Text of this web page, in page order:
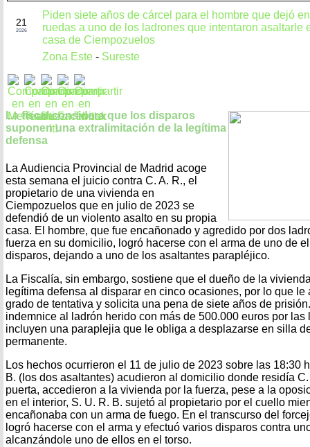
21
2026
Piden siete años de cárcel para el hombre que dejó
ruedas a uno de los ladrones que intentaron asaltarle
casa de Ciempozuelos
Zona Este - Sureste
La fiscal considera que los disparos
suponen una extralimitación de la legítima
defensa
La Audiencia Provincial de Madrid acoge
esta semana el juicio contra C. A. R., el
propietario de una vivienda en
Ciempozuelos que en julio de 2023 se
defendió de un violento asalto en su propia
casa. El hombre, que fue encañonado y agredido por dos
fuerza en su domicilio, logró hacerse con el arma de uno de
disparos, dejando a uno de los asaltantes parapléjico.
La Fiscalía, sin embargo, sostiene que el dueño de la
legítima defensa al disparar en cinco ocasiones, por lo que
grado de tentativa y solicita una pena de siete años de
indemnice al ladrón herido con más de 500.000 euros por
incluyen una paraplejia que le obliga a desplazarse en silla
permanente.
Los hechos ocurrieron el 11 de julio de 2023 sobre las 18:30
B. (los dos asaltantes) acudieron al domicilio donde residía
puerta, accedieron a la vivienda por la fuerza, pese a la
en el interior, S. U. R. B. sujetó al propietario por el cuello
encañonaba con un arma de fuego. En el transcurso del
logró hacerse con el arma y efectuó varios disparos contra
alcanzándole uno de ellos en el torso.